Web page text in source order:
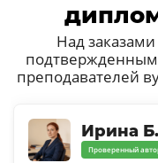
Над
подтвержденным
преподавателей
Ирина Б.
Проверенный